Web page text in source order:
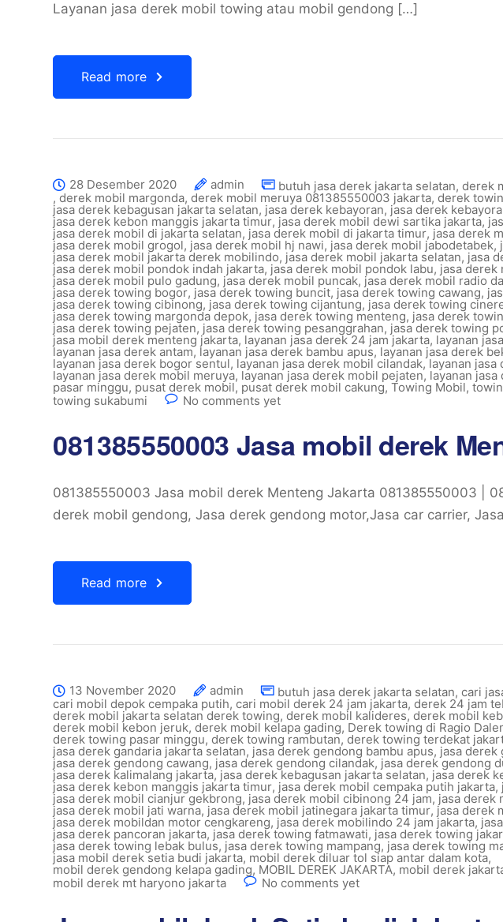
Layanan jasa derek mobil towing atau mobil gendong […]
Read more
28 Desember 2020 admin butuh jasa derek jakarta selatan, derek
, derek mobil margonda, derek mobil meruya 081385550003 jakarta, derek
jasa derek kebagusan jakarta selatan, jasa derek kebayoran, jasa derek
jasa derek kebon manggis jakarta timur, jasa derek mobil dewi sartika jakarta,
jasa derek mobil di jakarta selatan, jasa derek mobil di jakarta timur, jasa derek
jasa derek mobil grogol, jasa derek mobil hj nawi, jasa derek mobil jabodetabek,
jasa derek mobil jakarta derek mobilindo, jasa derek mobil jakarta selatan, jasa
jasa derek mobil pondok indah jakarta, jasa derek mobil pondok labu, jasa derek
jasa derek mobil pulo gadung, jasa derek mobil puncak, jasa derek mobil radio
jasa derek towing bogor, jasa derek towing buncit, jasa derek towing cawang,
jasa derek towing cibinong, jasa derek towing cijantung, jasa derek towing
jasa derek towing margonda depok, jasa derek towing menteng, jasa derek
jasa derek towing pejaten, jasa derek towing pesanggrahan, jasa derek towing
jasa mobil derek menteng jakarta, layanan jasa derek 24 jam jakarta, layanan
layanan jasa derek antam, layanan jasa derek bambu apus, layanan jasa derek
layanan jasa derek bogor sentul, layanan jasa derek mobil cilandak,layanan
layanan jasa derek mobil meruya, layanan jasa derek mobil pejaten, layanan
pasar minggu, pusat derek mobil, pusat derek mobil cakung, Towing Mobil,
towing sukabumi
No comments yet
081385550003 Jasa mobil derek
081385550003 Jasa mobil derek Menteng Jakarta 081385550003 |
derek mobil gendong, Jasa derek gendong motor,Jasa car carrier,
Read more
13 November 2020 admin butuh jasa derek jakarta selatan, cari
cari mobil depok cempaka putih, cari mobil derek 24 jam jakarta, derek 24 jam
derek mobil jakarta selatan derek towing, derek mobil kalideres, derek mobil
derek mobil kebon jeruk, derek mobil kelapa gading, Derek towing di Ragio
derek towing pasar minggu, derek towing rambutan, derek towing terdekat
jasa derek gandaria jakarta selatan, jasa derek gendong bambu apus, jasa derek
jasa derek gendong cawang, jasa derek gendong cilandak, jasa derek gendong
jasa derek kalimalang jakarta, jasa derek kebagusan jakarta selatan, jasa derek
jasa derek kebon manggis jakarta timur, jasa derek mobil cempaka putih jakarta,
jasa derek mobil cianjur gekbrong, jasa derek mobil cibinong 24 jam, jasa derek
jasa derek mobil jati warna, jasa derek mobil jatinegara jakarta timur, jasa derek
jasa derek mobildan motor cengkareng, jasa derek mobilindo 24 jam jakarta,
jasa derek pancoran jakarta, jasa derek towing fatmawati, jasa derek towing
jasa derek towing lebak bulus, jasa derek towing mampang, jasa derek towing
jasa mobil derek setia budi jakarta, mobil derek diluar tol siap antar dalam kota,
mobil derek gendong kelapa gading, MOBIL DEREK JAKARTA, mobil derek
mobil derek mt haryono jakarta
No comments yet